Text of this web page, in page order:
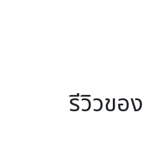
รีวิวขอ